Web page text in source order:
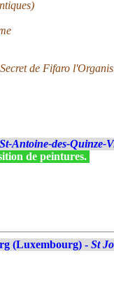
de Fifaro
St-Antoine-des-Quinze-
de peintures.
(Luxembourg) - St